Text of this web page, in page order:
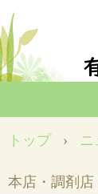
トップ › ニ
本店・調剤